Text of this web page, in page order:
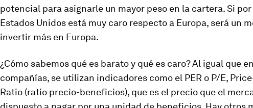
potencial para asignarle un mayor peso en la cartera. Si
Estados Unidos está muy caro respecto a Europa, será un
invertir más en Europa.
¿Cómo sabemos qué es barato y qué es caro? Al igual que
compañías, se utilizan indicadores como el PER o P/E,
Ratio (ratio precio-beneficios), que es el precio que el